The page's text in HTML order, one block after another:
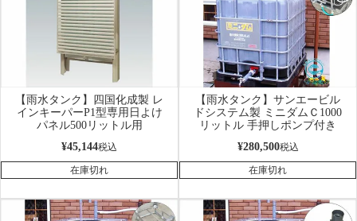
【雨水タンク】四国化成製 レ
インキーパーP1型専用日よけ
パネル500リットル用
¥45,144税込
在庫切れ
【雨水タンク】サンエービル
ドシステム製 ミニダムＣ1000
リットル 手押しポンプ付き
¥280,500税込
在庫切れ